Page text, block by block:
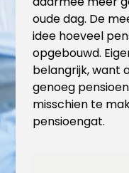
oude dag. De
idee hoeveel
opgebouwd.
belangrijk, want
genoeg
misschien te
pensioengat.